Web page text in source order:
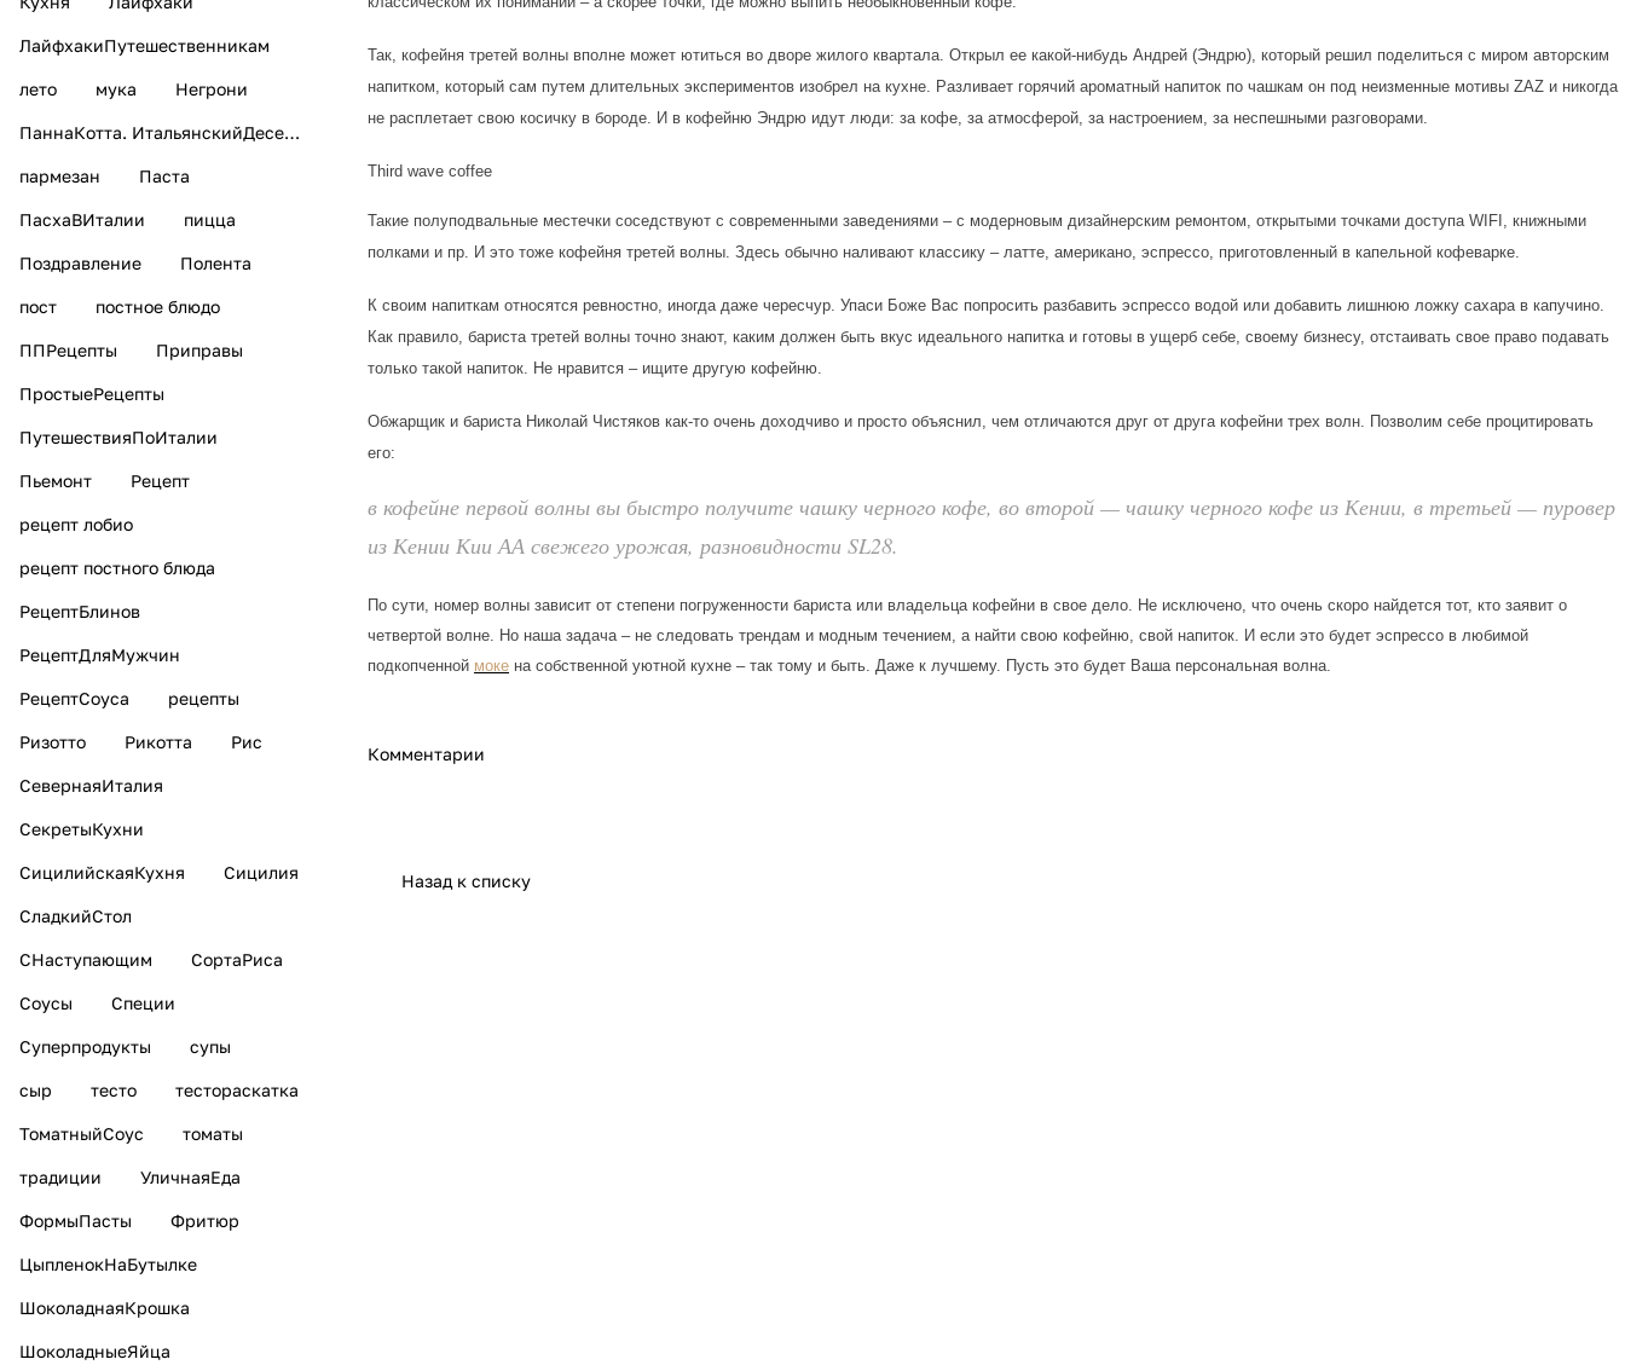
Так, кофейня третей волны вполне может ютиться во дворе жилого квартала. Открыл ее какой-нибудь Андрей (Эндрю), который решил поделиться с миром авторским
напитком, который сам путем длительных экспериментов изобрел на кухне. Разливает горячий ароматный напиток по чашкам он под неизменные мотивы ZAZ и никогда
не расплетает свою косичку в бороде. И в кофейню Эндрю идут люди: за кофе, за атмосферой, за настроением, за неспешными разговорами.
Third wave coffee
Такие полуподвальные местечки соседствуют с современными заведениями – с модерновым дизайнерским ремонтом, открытыми точками доступа WIFI, книжными
полками и пр. И это тоже кофейня третей волны. Здесь обычно наливают классику – латте, американо, эспрессо, приготовленный в капельной кофеварке.
К своим напиткам относятся ревностно, иногда даже чересчур. Упаси Боже Вас попросить разбавить эспрессо водой или добавить лишнюю ложку сахара в капучино.
Как правило, бариста третей волны точно знают, каким должен быть вкус идеального напитка и готовы в ущерб себе, своему бизнесу, отстаивать свое право подавать
только такой напиток. Не нравится – ищите другую кофейню.
Обжарщик и бариста Николай Чистяков как-то очень доходчиво и просто объяснил, чем отличаются друг от друга кофейни трех волн. Позволим себе процитировать
его:
в кофейне первой волны вы быстро получите чашку черного кофе, во второй — чашку черного кофе из Кении, в третьей — пуровер
из Кении Кии АА свежего урожая, разновидности SL28.
По сути, номер волны зависит от степени погруженности бариста или владельца кофейни в свое дело. Не исключено, что очень скоро найдется тот, кто заявит о
четвертой волне. Но наша задача – не следовать трендам и модным течением, а найти свою кофейню, свой напиток. И если это будет эспрессо в любимой
подкопченной моке на собственной уютной кухне – так тому и быть. Даже к лучшему. Пусть это будет Ваша персональная волна.
Комментарии
Назад к списку
ЛайфхакиПутешественникам
лето мука Негрони
ПаннаКотта. ИтальянскийДесерт
пармезан Паста
ПасхаВИталии пицца
Поздравление Полента
пост постное блюдо
ППРецепты Приправы
ПростыеРецепты
ПутешествияПоИталии
Пьемонт Рецепт
рецепт лобио
рецепт постного блюда
РецептБлинов
РецептДляМужчин
РецептСоуса рецепты
Ризотто Рикотта Рис
СевернаяИталия
СекретыКухни
СицилийскаяКухня Сицилия
СладкийСтол
СНаступающим СортаРиса
Соусы Специи
Суперпродукты супы
сыр тесто тестораскатка
ТоматныйСоус томаты
традиции УличнаяЕда
ФормыПасты Фритюр
ЦыпленокНаБутылке
ШоколаднаяКрошка
ШоколадныеЯйца